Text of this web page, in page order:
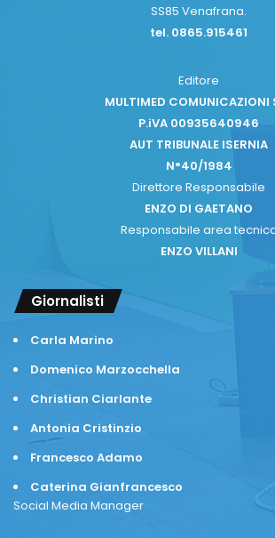
SS85 Venafrana.
tel. 0865.915461
Editore
MULTIMED COMUNICAZIONI
P.iVA 00935640946
AUT TRIBUNALE ISERNIA
N°40/1984
Direttore Responsabile
ENZO DI GAETANO
Responsabile area
ENZO VILLANI
Giornalisti
Carla Marino
Domenico Marzocchella
Christian Ciarlante
Antonia Cristinzio
Francesco Adamo
Caterina Gianfrancesco
Social Media Manager